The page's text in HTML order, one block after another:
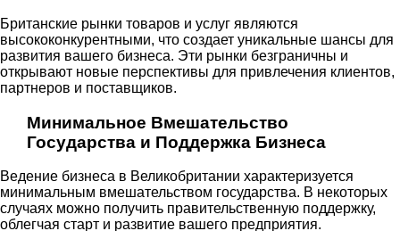
Британские рынки товаров и услуг являются
высококонкурентными, что создает уникальные шансы для
развития вашего бизнеса. Эти рынки безграничны и
открывают новые перспективы для привлечения клиентов,
партнеров и поставщиков.
Минимальное Вмешательство
Государства и Поддержка Бизнеса
Ведение бизнеса в Великобритании характеризуется
минимальным вмешательством государства. В некоторых
случаях можно получить правительственную поддержку,
облегчая старт и развитие вашего предприятия.